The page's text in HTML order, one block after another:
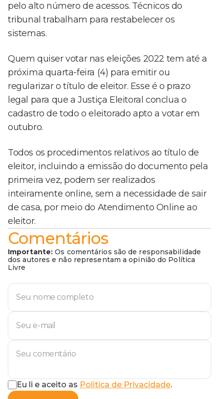
pelo alto número de acessos. Técnicos do
tribunal trabalham para restabelecer os
sistemas.
Quem quiser votar nas eleições 2022 tem até a
próxima quarta-feira (4) para emitir ou
regularizar o título de eleitor. Esse é o prazo
legal para que a Justiça Eleitoral conclua o
cadastro de todo o eleitorado apto a votar em
outubro.
Todos os procedimentos relativos ao título de
eleitor, incluindo a emissão do documento pela
primeira vez, podem ser realizados
inteiramente online, sem a necessidade de sair
de casa, por meio do Atendimento Online ao
eleitor.
Comentários
Importante: Os comentários são de responsabilidade
dos autores e não representam a opinião do Política
Livre
Eu li e aceito as Política de Privacidade.